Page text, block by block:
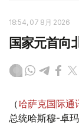
18:54, 07 8月 2026
国家元首向
（哈萨克国际通
总统哈斯穆-卓